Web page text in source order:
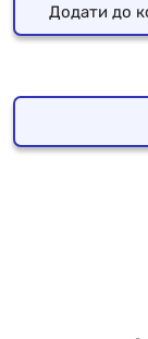
Додати до